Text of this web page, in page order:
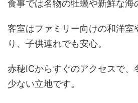
食事では名物の牡蠣や新鮮な海
客室はファミリー向けの和洋室
り、子供連れでも安心。
赤穂ICからすぐのアクセスで、
少ない立地です。